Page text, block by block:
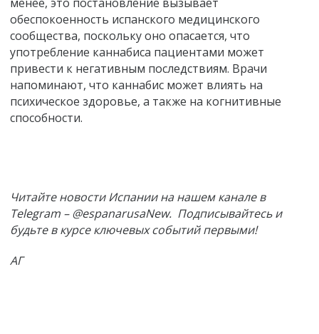
обеспокоенность испанского медицинского
сообщества, поскольку оно опасается, что
употребление каннабиса пациентами может
привести к негативным последствиям. Врачи
напоминают, что каннабис может влиять на
психическое здоровье, а также на когнитивные
способности.
Читайте новости Испании на нашем канале в
Telegram – @espanarusaNew. Подписывайтесь и
будьте в курсе ключевых событий первыми!
АГ